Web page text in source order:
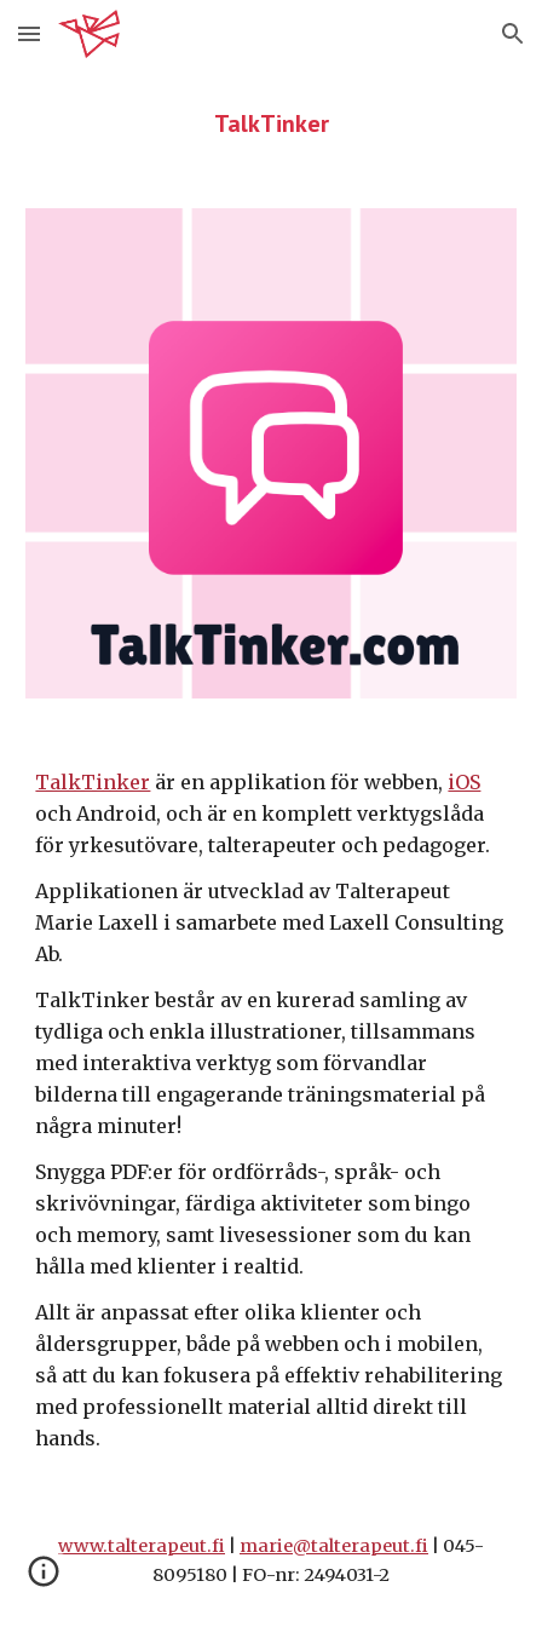
Skip to main content Skip to navigation
TalkTinker
TalkTinker är en applikation för webben, iOS
och Android, och är en komplett verktygslåda
för yrkesutövare, talterapeuter och pedagoger.
Applikationen är utvecklad av Talterapeut
Marie Laxell i samarbete med Laxell Consulting
Ab.
TalkTinker består av en kurerad samling av
tydliga och enkla illustrationer, tillsammans
med interaktiva verktyg som förvandlar
bilderna till engagerande träningsmaterial på
några minuter!
Snygga PDF:er för ordförråds-, språk- och
skrivövningar, färdiga aktiviteter som bingo
och memory, samt livesessioner som du kan
hålla med klienter i realtid.
Allt är anpassat efter olika klienter och
åldersgrupper, både på webben och i mobilen,
så att du kan fokusera på effektiv rehabilitering
med professionellt material alltid direkt till
hands.
www.talterapeut.fi marie@talterapeut.fi | 045-
8095180 | FO-nr: 2494031-2